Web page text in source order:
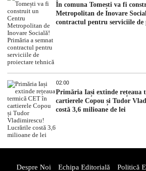
În comuna Tomești va fi
Metropolitan de Inovare
contractul pentru serviciile de
02:00
Primăria Iași extinde rețeaua
cartierele Copou și Tudor
costă 3,6 milioane de lei
Despre Noi Echipa Editorială Politică